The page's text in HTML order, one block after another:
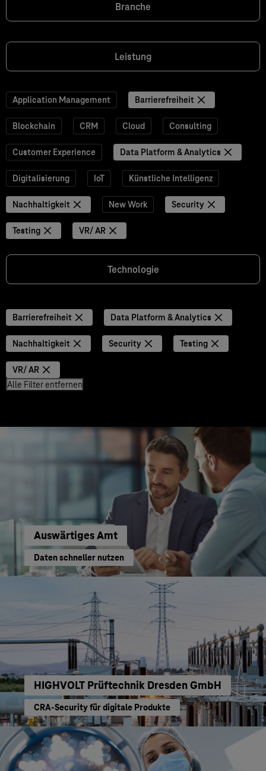
Branche
Leistung
Application Management Barrierefreiheit
Blockchain CRM Cloud Consulting
Customer Experience Data Platform & Analytics
Digitalisierung IoT Künstliche Intelligenz
Nachhaltigkeit New Work Security
Testing VR/ AR
Technologie
Barrierefreiheit Data Platform & Analytics
Nachhaltigkeit Security Testing
VR/ AR
Alle Filter entfernen
Auswärtiges Amt
Daten schneller nutzen
HIGHVOLT Prüftechnik Dresden GmbH
CRA-Security für digitale Produkte